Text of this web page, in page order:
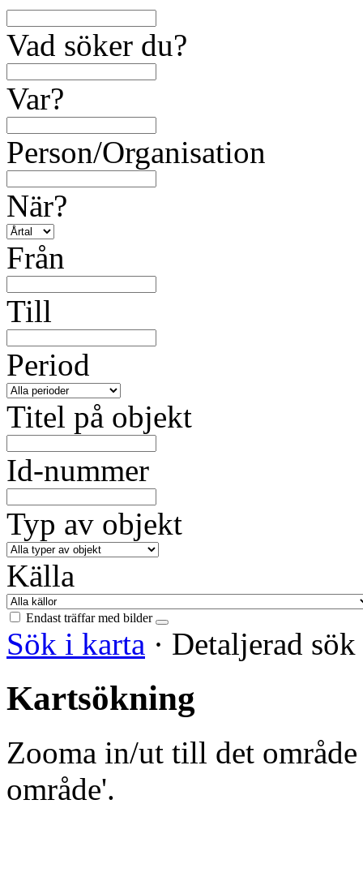
Vad söker du?
Var?
Person/Organisation
När?
Från
Till
Period
Titel på objekt
Id-nummer
Typ av objekt
Källa
Endast träffar med bilder
Sök i karta · Detaljerad sök
Kartsökning
Zooma in/ut till det
område'.